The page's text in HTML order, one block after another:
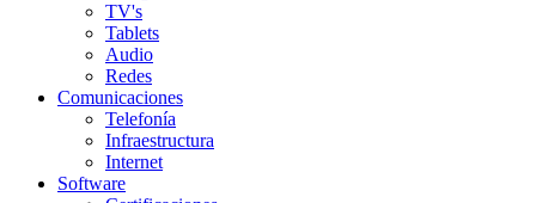
TV's
Tablets
Audio
Redes
Comunicaciones
Telefonía
Infraestructura
Internet
Software